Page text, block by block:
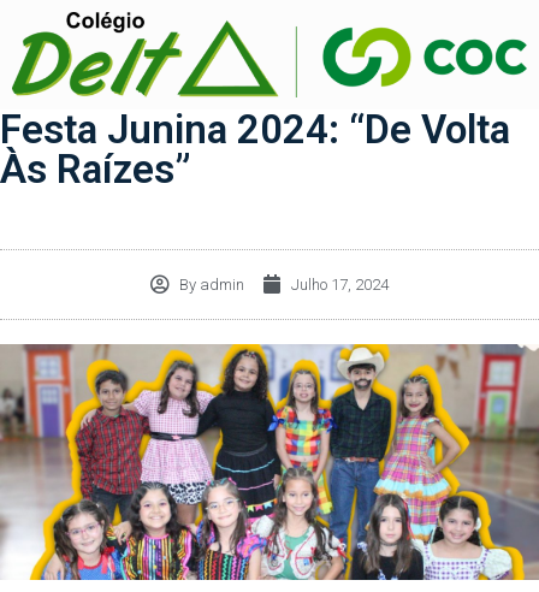
Festa Junina 2024: “De Volta
Às Raízes”
By admin Julho 17, 2024